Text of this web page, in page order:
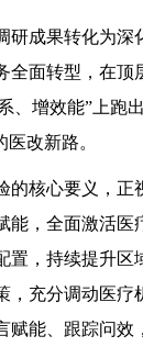
成果转化为深
全面转型，在顶
、增效能”上跑
改新路。
的核心要义，正
能，全面激活医
置，持续提升区
，充分调动医疗
赋能、跟踪问效